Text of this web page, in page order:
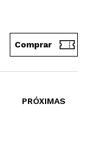
Comprar
PRÓXIMAS